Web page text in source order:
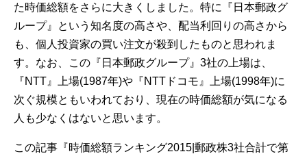
た時価総額をさらに大きくしました。特に『日本郵政グ
ループ』という知名度の高さや、配当利回りの高さから
も、個人投資家の買い注文が殺到したものと思われま
す。なお、この『日本郵政グループ』3社の上場は、
『NTT』上場(1987年)や『NTTドコモ』上場(1998年)に
次ぐ規模ともいわれており、現在の時価総額が気になる
人も少なくはないと思います。
この記事『時価総額ランキング2015|郵政株3社合計で第